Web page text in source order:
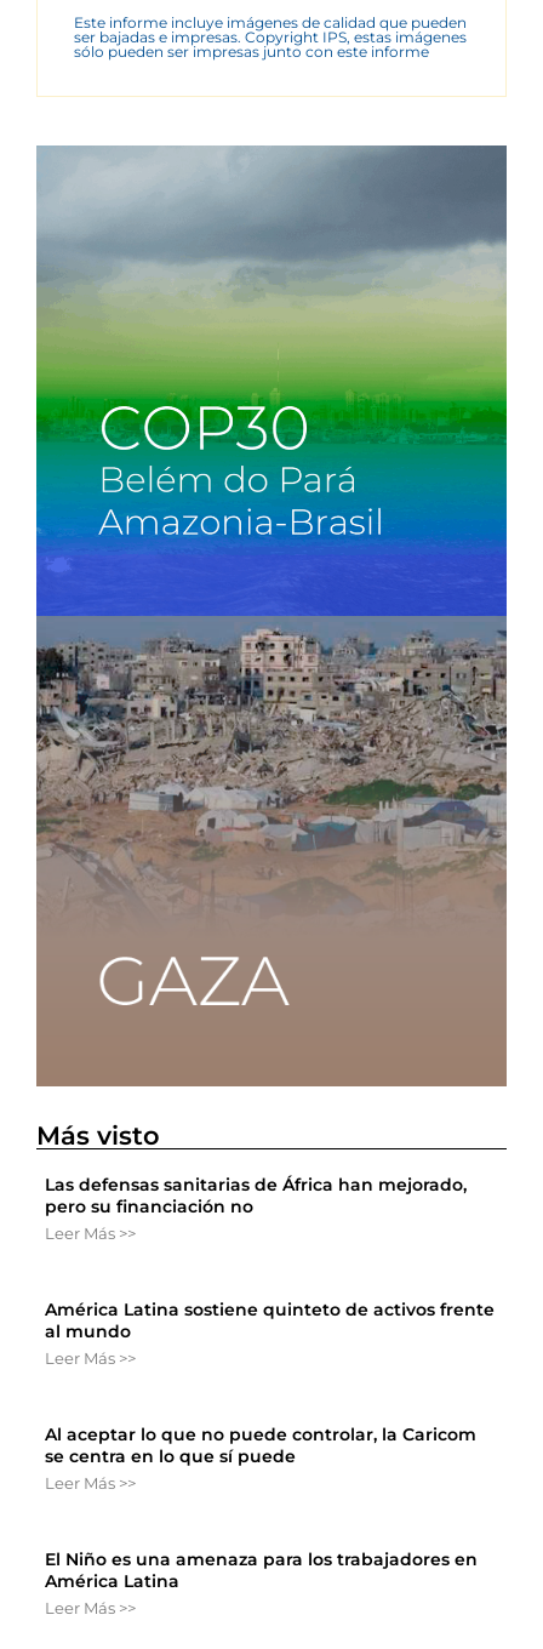
Este informe incluye imágenes de calidad que pueden
ser bajadas e impresas. Copyright IPS, estas imágenes
sólo pueden ser impresas junto con este informe
Más visto
Las defensas sanitarias de África han mejorado,
pero su financiación no
Leer Más >>
América Latina sostiene quinteto de activos frente
al mundo
Leer Más >>
Al aceptar lo que no puede controlar, la Caricom
se centra en lo que sí puede
Leer Más >>
El Niño es una amenaza para los trabajadores en
América Latina
Leer Más >>